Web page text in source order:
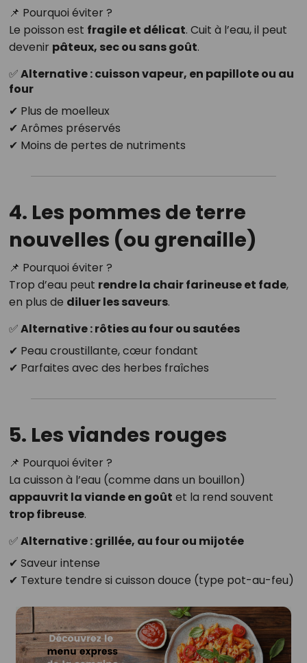
📌 Pourquoi éviter ?
Le poisson est fragile et délicat. Cuit à l’eau, il peut
devenir pâteux, sec ou sans goût.
✅ Alternative : cuisson vapeur, en papillote ou au
four
✔ Plus de moelleux
✔ Arômes préservés
✔ Moins de pertes de nutriments
4. Les pommes de terre
nouvelles (ou grenaille)
📌 Pourquoi éviter ?
Trop d’eau peut rendre la chair farineuse et fade,
en plus de diluer les saveurs.
✅ Alternative : rôties au four ou sautées
✔ Peau croustillante, cœur fondant
✔ Parfaites avec des herbes fraîches
5. Les viandes rouges
📌 Pourquoi éviter ?
La cuisson à l’eau (comme dans un bouillon)
appauvrit la viande en goût et la rend souvent
trop fibreuse.
✅ Alternative : grillée, au four ou mijotée
✔ Saveur intense
✔ Texture tendre si cuisson douce (type pot-au-feu)